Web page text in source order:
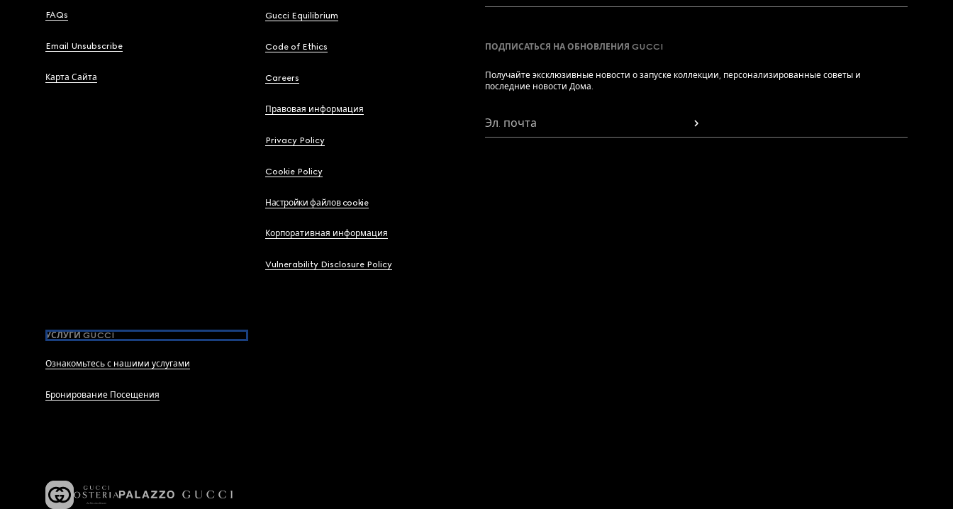
FAQs
Email Unsubscribe
Карта Сайта
Gucci Equilibrium
Code of Ethics
Careers
Правовая информация
Privacy Policy
Cookie Policy
Настройки файлов cookie
Корпоративная информация
Vulnerability Disclosure Policy
УСЛУГИ GUCCI
Ознакомьтесь с нашими услугами
Бронирование Посещения
ПОДПИСАТЬСЯ НА ОБНОВЛЕНИЯ GUCCI
Получайте эксклюзивные новости о запуске коллекции, персонализированные советы и
последние новости Дома.
Эл. почта